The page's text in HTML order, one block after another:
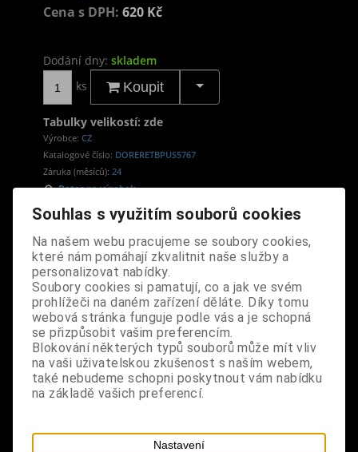
Cena s DPH: 620 Kč
Dodání dny: skladem
ks
Koupit
Tabulky velikostí: zde
Výrobce: CZ
Katalogové číslo: DORERETBPUS5767
Záruka (měsíců): 24
Dotaz na výrobek
materiál: kov
design: řetěz na kalhoty
rozměry: celková délka 93 cm, šířka 1,1 cm
S výrobkem se také prodává
Souhlas s využitím souborů cookies
Na našem webu pracujeme se soubory cookies,
které nám pomáhají zkvalitnit naše služby a
personalizovat nabídky.
Soubory cookies si pamatují, co a jak ve svém
prohlížeči na daném zařízení děláte. Díky tomu
webová stránka funguje podle vás a je schopná
se přizpůsobit vašim preferencím.
Blokování některých typů souborů může mít vliv
na vaši uživatelskou zkušenost s naším webem,
také nebudeme schopni poskytnout vám nabídku
na základě vašich preferencí.
Nastavení